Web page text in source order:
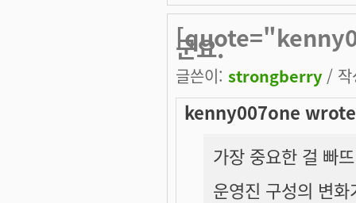
군요.
글쓴이: strongberry /
kenny007one
가장 중요한 걸 빠
운영진 구성의 변